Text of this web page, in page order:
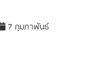
7 กุมภาพันธ์